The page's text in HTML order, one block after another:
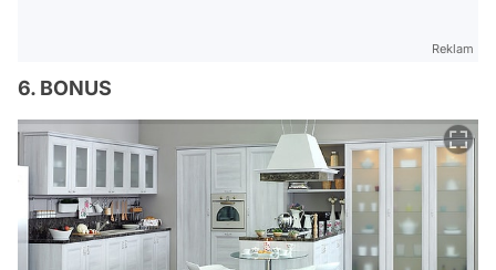
Reklam
6. BONUS